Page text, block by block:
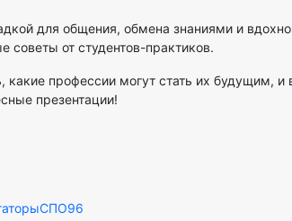
для общения, обмена знаниями и
советы от студентов-практиков.
профессии могут стать их будущим, и
презентации!